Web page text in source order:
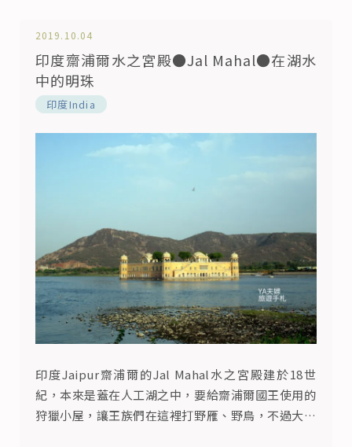
2019.10.04
印度齋浦爾水之宮殿●Jal Mahal●在湖水
中的明珠
印度India
印度Jaipur齋浦爾的Jal Mahal水之宮殿建於18世
紀，本來是蓋在人工湖之中，要給齋浦爾國王使用的
狩獵小屋，讓王族們在這裡打野雁、野鳥，不過大自